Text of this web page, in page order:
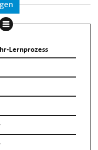
Lernprozess